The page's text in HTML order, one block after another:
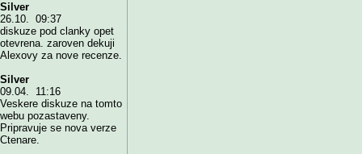
Silver
26.10. 09:37
diskuze pod clanky opet
otevrena. zaroven dekuji
Alexovy za nove recenze.
Silver
09.04. 11:16
Veskere diskuze na tomto
webu pozastaveny.
Pripravuje se nova verze
Ctenare.